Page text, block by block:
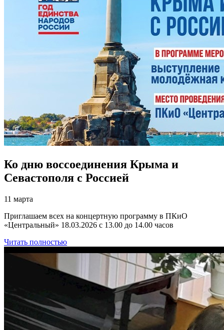
Ко дню воссоединения Крыма и
Севастополя с Россией
11 марта
Приглашаем всех на концертную программу в ПКиО
«Центральный» 18.03.2026 с 13.00 до 14.00 часов
Читать полностью